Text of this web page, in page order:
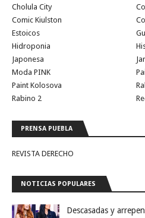
Cholula City
Comic Kiulston
Estoicos
Hidroponia
Japonesa
Moda PINK
Paint Kolosova
Rabino 2
PRENSA PUEBLA
REVISTA DERECHO
NOTICIAS POPULARES
Descasadas y